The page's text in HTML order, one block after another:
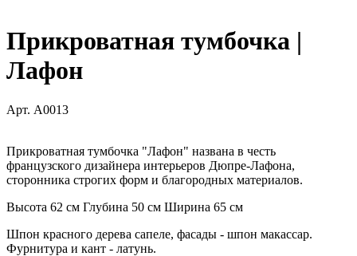
Прикроватная тумбочка |
Лафон
Арт. A0013
Прикроватная тумбочка "Лафон" названа в честь
французского дизайнера интерьеров Дюпре-Лафона,
сторонника строгих форм и благородных материалов.
Высота 62 см Глубина 50 см Ширина 65 см
Шпон красного дерева сапеле, фасады - шпон макассар.
Фурнитура и кант - латунь.